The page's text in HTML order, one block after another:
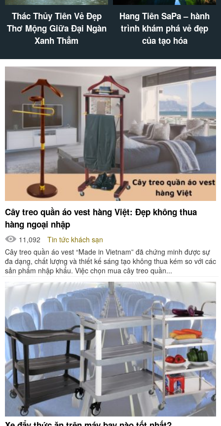
Thác Thủy Tiên Vẻ Đẹp
Thơ Mộng Giữa Đại Ngàn
Xanh Thẳm
Hang Tiên SaPa – hành
trình khám phá vẻ đẹp
của tạo hóa
Cây treo quần áo vest hàng Việt: Đẹp không thua
hàng ngoại nhập
11,092
Tin tức khách sạn
Cây treo quần áo vest “Made in Vietnam” đã chứng minh được sự
đa dạng, chất lượng và thiết kế sáng tạo không thua kém so với các
sản phẩm nhập khẩu. Việc chọn mua cây treo quần...